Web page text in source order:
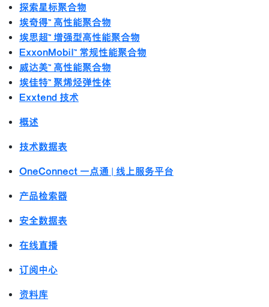
探索星标聚合物
埃奇得™ 高性能聚合物
埃思超™ 增强型高性能聚合物
ExxonMobil™ 常规性能聚合物
威达美™ 高性能聚合物
埃佳特™ 聚烯烃弹性体
Exxtend 技术
概述
技术数据表
OneConnect 一点通 | 线上服务平台
产品检索器
安全数据表
在线直播
订阅中心
资料库